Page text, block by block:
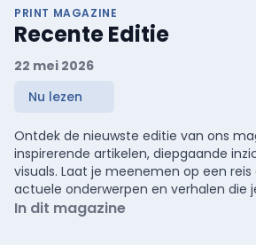
PRINT MAGAZINE
Recente Editie
22 mei 2026
Nu lezen
Ontdek de nieuwste editie van ons
inspirerende artikelen, diepgaande
visuals. Laat je meenemen op een
actuele onderwerpen en verhalen die
In dit magazine